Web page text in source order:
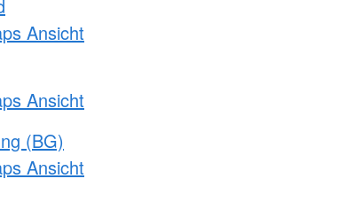
Ansicht
Ansicht
(BG)
Ansicht